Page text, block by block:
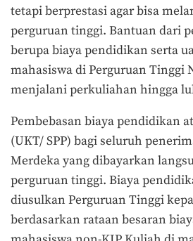
tetapi berprestasi agar bisa
perguruan tinggi. Bantuan dari
berupa biaya pendidikan serta
mahasiswa di Perguruan Tinggi
menjalani perkuliahan hingga
Pembebasan biaya pendidikan
(UKT/ SPP) bagi seluruh
Merdeka yang dibayarkan
perguruan tinggi. Biaya
diusulkan Perguruan Tinggi
berdasarkan rataan besaran